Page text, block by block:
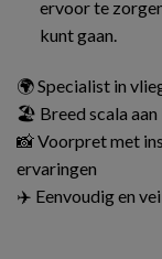
ervoor te
kunt gaan.
🌍 Specialist in
🏖️ Breed scala aan
📸 Voorpret met
ervaringen
✈️ Eenvoudig en